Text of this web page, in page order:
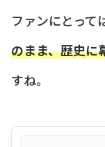
ファンにとって
のまま、歴史に
すね。